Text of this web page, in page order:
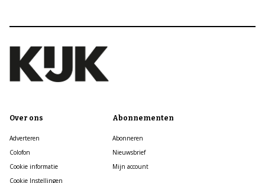
Over ons
Adverteren
Colofon
Cookie informatie
Cookie Instellingen
Abonnementen
Abonneren
Nieuwsbrief
Mijn account